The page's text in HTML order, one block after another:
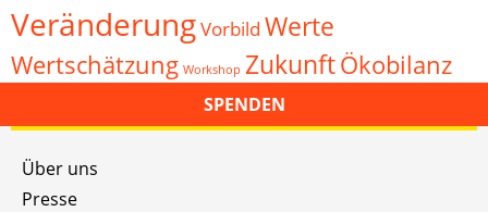
VeränderungVorbild Werte
Wertschätzung Workshop ZukunftÖkobilanz
SPENDEN
Über uns
Presse